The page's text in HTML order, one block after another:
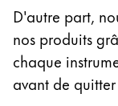
Poland
polski
Romania
română
D'autre part,
nos produits
chaque
avant de